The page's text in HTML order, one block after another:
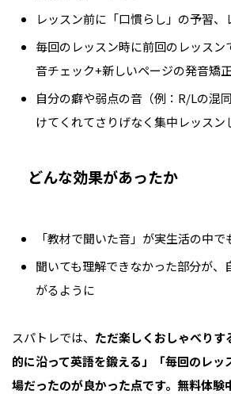
レッスン前に「口慣らし」の予習、
毎回のレッスン時に前回のレッスン
音チェック+新しいページの発音矯
自分の癖や弱点の音（例：R/Lの混
けてくれてさりげなく集中レッスン
どんな効果があったか
「教材で聞いた音」が実生活の中で
聞いても理解できなかった部分が、
がるように
スパトレでは、 ただ楽しくおしゃべりす
的に沿って英語を鍛える」「毎回のレッ
場だったのが良かった点です。無料体験